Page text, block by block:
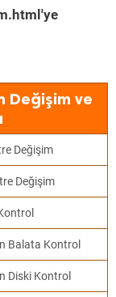
Değişim ve
Değişim
Değişim
Balata Kontrol
Diski Kontrol